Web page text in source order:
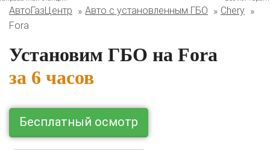
BMW Ford Geely HAVAL Hyundai Infiniti
KIA
АвтоГазЦентр Авто с установленным ГБО
Chery
Fora
Установим ГБО на Fora
за 6 часов
Бесплатный осмотр